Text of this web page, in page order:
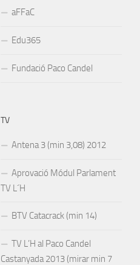
aFFaC
Edu365
Fundació Paco Candel
TV
Antena 3 (min 3,08) 2012
Aprovació Módul Parlament
TV L´H
BTV Catacrack (min 14)
TV L’H al Paco Candel
Castanyada 2013 (mirar min 7